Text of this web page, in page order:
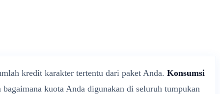
kredit karakter tertentu dari paket Anda. Konsumsi
kuota Anda digunakan di seluruh tumpukan